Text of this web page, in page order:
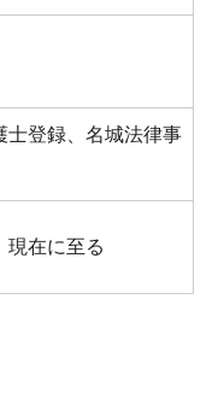
士登録、名城法律事
現在に至る